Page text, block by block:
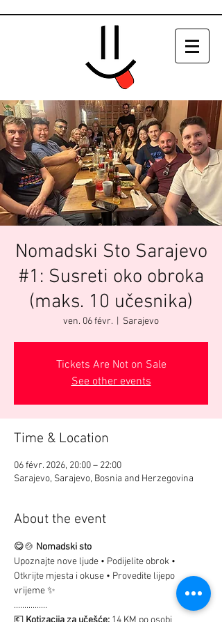
Nomadski Sto Sarajevo
#1: Susreti oko obroka
(maks. 10 učesnika)
ven. 06 févr. Sarajevo
Tickets Are Not on Sale
See other events
Time & Location
06 févr. 2026, 20:00 – 22:00
Sarajevo, Sarajevo, Bosnia and Herzegovina
About the event
😋🍲 Nomadski sto
Upoznajte nove ljude • Podijelite obrok •
Otkrijte mjesta i okuse • Provedite lijepo
vrijeme ✨
................
💶 Kotizacija za učešće: 14 KM po osobi